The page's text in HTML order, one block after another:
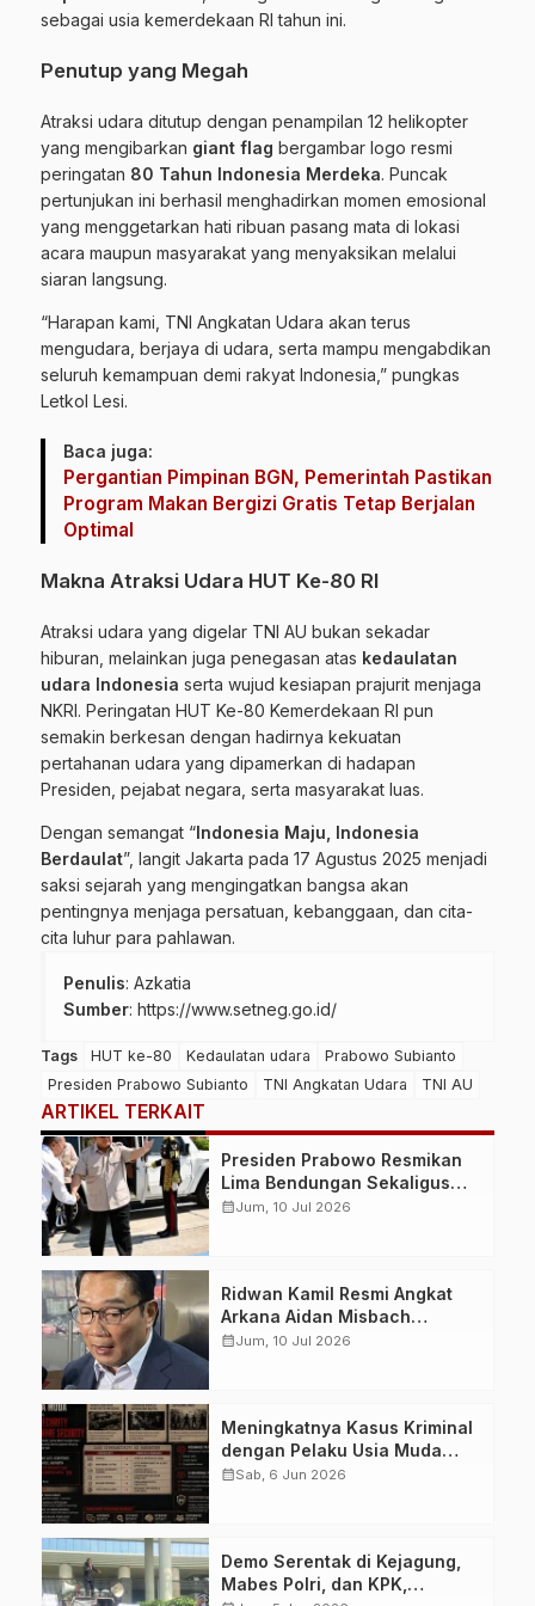
sebagai usia kemerdekaan RI tahun ini.
Penutup yang Megah
Atraksi udara ditutup dengan penampilan 12 helikopter
yang mengibarkan giant flag bergambar logo resmi
peringatan 80 Tahun Indonesia Merdeka. Puncak
pertunjukan ini berhasil menghadirkan momen emosional
yang menggetarkan hati ribuan pasang mata di lokasi
acara maupun masyarakat yang menyaksikan melalui
siaran langsung.
“Harapan kami, TNI Angkatan Udara akan terus
mengudara, berjaya di udara, serta mampu mengabdikan
seluruh kemampuan demi rakyat Indonesia,” pungkas
Letkol Lesi.
Baca juga:
Pergantian Pimpinan BGN, Pemerintah Pastikan
Program Makan Bergizi Gratis Tetap Berjalan
Optimal
Makna Atraksi Udara HUT Ke-80 RI
Atraksi udara yang digelar TNI AU bukan sekadar
hiburan, melainkan juga penegasan atas kedaulatan
udara Indonesia serta wujud kesiapan prajurit menjaga
NKRI. Peringatan HUT Ke-80 Kemerdekaan RI pun
semakin berkesan dengan hadirnya kekuatan
pertahanan udara yang dipamerkan di hadapan
Presiden, pejabat negara, serta masyarakat luas.
Dengan semangat “Indonesia Maju, Indonesia
Berdaulat”, langit Jakarta pada 17 Agustus 2025 menjadi
saksi sejarah yang mengingatkan bangsa akan
pentingnya menjaga persatuan, kebanggaan, dan cita-
cita luhur para pahlawan.
Penulis: Azkatia
Sumber: https://www.setneg.go.id/
Tags HUT ke-80 Kedaulatan udara
Prabowo Subianto
Presiden Prabowo Subianto
TNI Angkatan Udara TNI AU
ARTIKEL TERKAIT
Presiden Prabowo Resmikan
Lima Bendungan Sekaligus
dari NTB, Perkuat Ketahanan
calendar_monthJum, 10 Jul 2026
Ridwan Kamil Resmi Angkat
Arkana Aidan Misbach
sebagai Anak, Permohonan
calendar_monthJum, 10 Jul 2026
Meningkatnya Kasus Kriminal
dengan Pelaku Usia Muda
Picu Diskusi Baru terkait
calendar_monthSab, 6 Jun 2026
Demo Serentak di Kejagung,
Mabes Polri, dan KPK,